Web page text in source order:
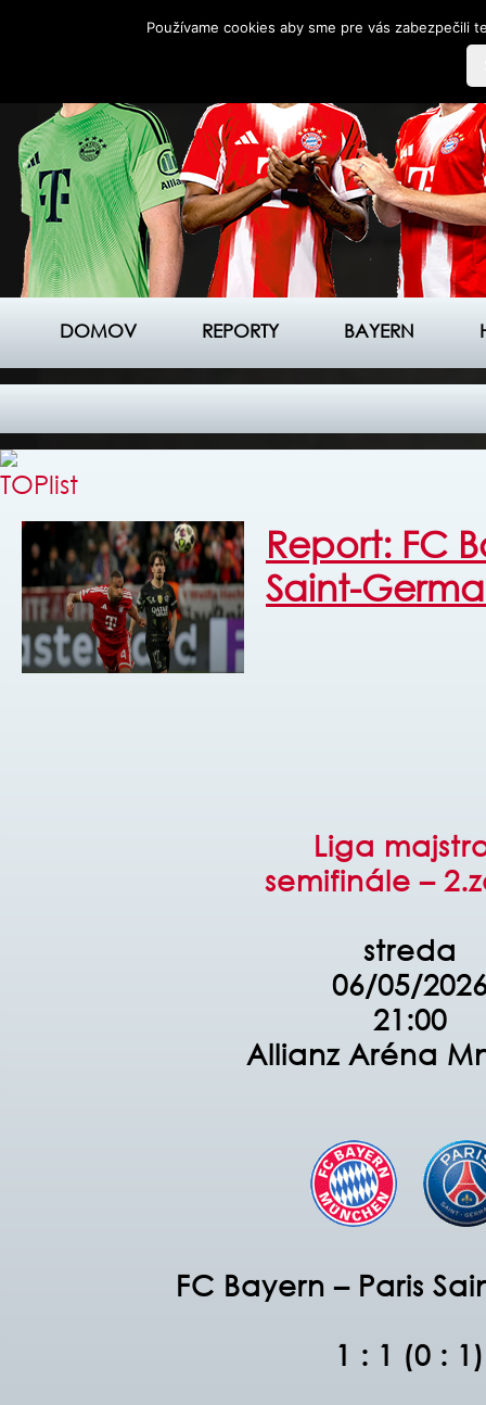
DOMOV REPORTY BAYERN
Report: FC
Saint-
Liga
semifinále –
streda
06/05/
21:00
Allianz Aréna
FC Bayern – Paris
1 : 1 (0 : 1)
Používame cookies aby sme pre vás zabezpečili